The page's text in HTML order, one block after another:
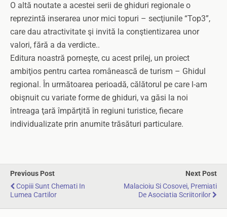
O altă noutate a acestei serii de ghiduri regionale o
reprezintă inserarea unor mici topuri – secţiunile “Top3”,
care dau atractivitate şi invită la conştientizarea unor
valori, fără a da verdicte..
Editura noastră porneşte, cu acest prilej, un proiect
ambiţios pentru cartea românească de turism – Ghidul
regional. În următoarea perioadă, călătorul pe care l-am
obişnuit cu variate forme de ghiduri, va găsi la noi
întreaga ţară împărţită în regiuni turistice, fiecare
individualizate prin anumite trăsături particulare.
Previous Post
Copiii Sunt Chemati In
Lumea Cartilor
Next Post
Malacioiu Si Cosovei, Premiati
De Asociatia Scriitorilor